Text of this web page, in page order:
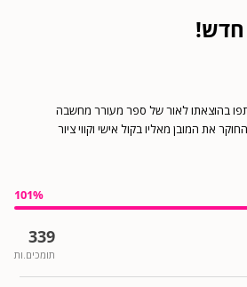
חדש!
בהוצאתו לאור של ספר מעורר מחשבה
את המובן מאליו בקול אישי וקווי ציור
101%
339
תומכים.ות